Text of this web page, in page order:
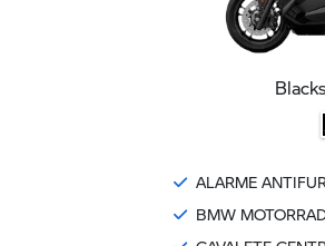
ALARME
BMW